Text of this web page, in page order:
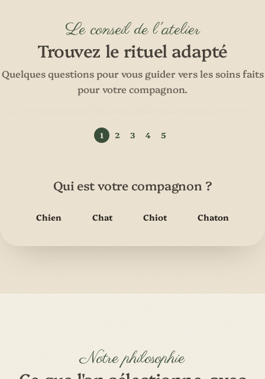
Le conseil de l'atelier
Trouvez le rituel adapté
Quelques questions pour vous guider vers les soins faits
pour votre compagnon.
Qui est votre compagnon ?
Chien Chat Chiot Chaton
Notre philosophie